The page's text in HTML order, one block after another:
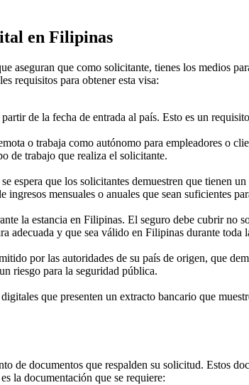
en Filipinas
que como solicitante, tienes los medios
requisitos para obtener esta visa:
de la fecha de entrada al país. Esto es un
o trabaja como autónomo para empleadores o
de trabajo que realiza el solicitante.
que los solicitantes demuestren que tienen
mensuales o anuales que sean suficientes
la estancia en Filipinas. El seguro debe cubrir no
adecuada y que sea válido en Filipinas durante toda
por las autoridades de su país de origen, que
riesgo para la seguridad pública.
que presenten un extracto bancario que
documentos que respalden su solicitud. Estos
la documentación que se requiere: